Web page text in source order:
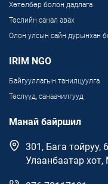
Хөтөлбөр болон дадлага
Төслийн санал авах
Олон улсын сайн дурынхан
IRIM NGO
Байгууллагын танилцуулга
Төслүүд, санаачилгууд
Манай байршил
301, Бага тойруу,
Улаанбаатар хот,